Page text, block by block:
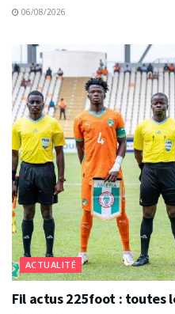
06/08/2026
ACTUALITÉ
Fil actus 225foot : toutes